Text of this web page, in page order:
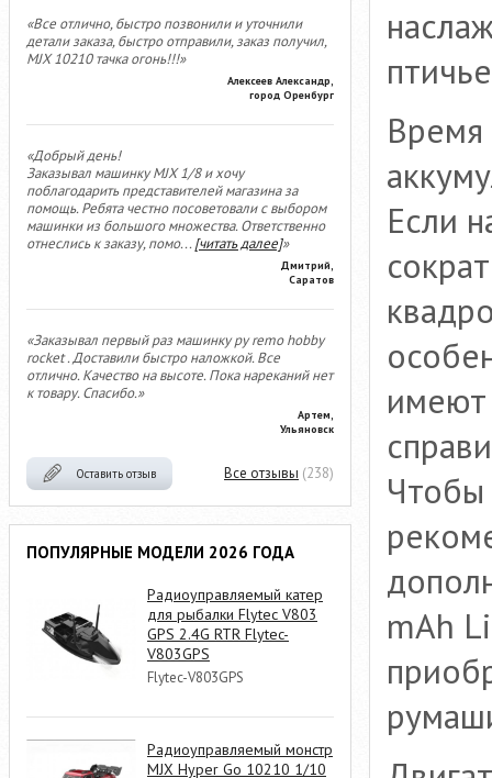
«Все отлично, быстро позвонили и уточнили
детали заказа, быстро отправили, заказ получил,
MJX 10210 тачка огонь!!!»
Алексеев Александр,
город Оренбург
«Добрый день!
Заказывал машинку MJX 1/8 и хочу
поблагодарить представителей магазина за
помощь. Ребята честно посоветовали с выбором
машинки из большого множества. Ответственно
отнеслись к заказу, помо...[читать далее]»
Дмитрий,
Саратов
«Заказывал первый раз машинку ру remo hobby
rocket . Доставили быстро наложкой. Все
отлично. Качество на высоте. Пока нареканий нет
к товару. Спасибо.»
Артем,
Ульяновск
Оставить отзыв Все отзывы (238)
ПОПУЛЯРНЫЕ МОДЕЛИ 2026 ГОДА
Радиоуправляемый катер
для рыбалки Flytec V803
GPS 2.4G RTR Flytec-
V803GPS
Flytec-V803GPS
Радиоуправляемый монстр
MJX Hyper Go 10210 1/10
Время
Если
имеют
Чтобы
mAh